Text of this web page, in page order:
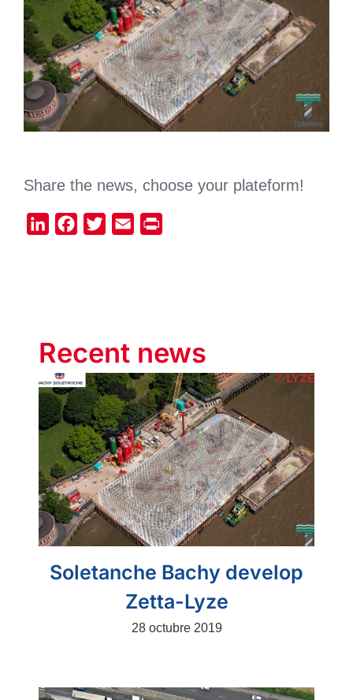
Share the news, choose your plateform!
LinkedInFacebook
Twitter Email
Recent news
Soletanche Bachy develop
Zetta-Lyze
28 octubre 2019